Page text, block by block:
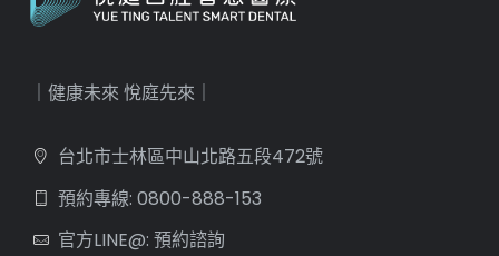
｜健康未來 悅庭先來｜
台北市士林區中山北路五段472號
預約專線: 0800-888-153
官方LINE@: 預約諮詢